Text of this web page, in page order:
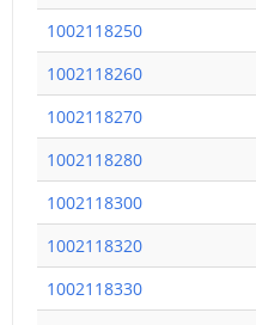
1002118250
1002118260
1002118270
1002118280
1002118300
1002118320
1002118330